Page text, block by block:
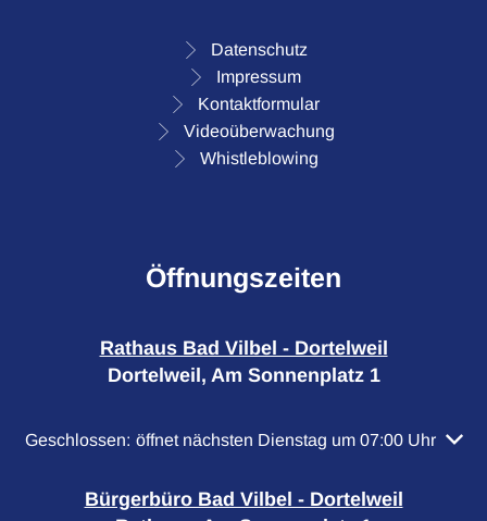
Datenschutz
Impressum
Kontaktformular
Videoüberwachung
Whistleblowing
Öffnungszeiten
Rathaus Bad Vilbel - Dortelweil
Dortelweil, Am Sonnenplatz 1
Klicken, um weitere Öffnungs- oder Schließzeiten
Geschlossen: öffnet nächsten Dienstag um 07:00 Uhr
Bürgerbüro Bad Vilbel - Dortelweil